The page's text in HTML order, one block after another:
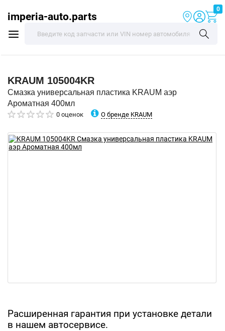
imperia-auto.parts
0
KRAUM 105004KR
Смазка универсальная пластика KRAUM аэр
Ароматная 400мл
0 оценок О бренде KRAUM
Расширенная гарантия при установке детали
в нашем автосервисе.